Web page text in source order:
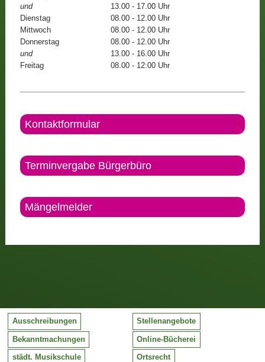
und
13.00 - 17.00 Uhr
Dienstag
08.00 - 12.00 Uhr
Mittwoch
08.00 - 12.00 Uhr
Donnerstag
08.00 - 12.00 Uhr
und
13.00 - 16.00 Uhr
Freitag
08.00 - 12:00 Uhr
Kontaktformular
Terminvergabe Bürgerbüro
Mängelmelder
Ausschreibungen Stellenangebote
Bekanntmachungen Online-Bücherei
städt. Musikschule Ortsrecht